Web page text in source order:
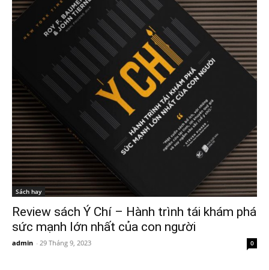
Sách hay
Review sách Ý Chí – Hành trình tái khám phá
sức mạnh lớn nhất của con người
admin - 29 Tháng 9, 2023 0